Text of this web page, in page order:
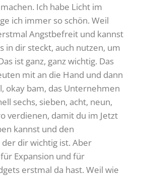
Ich habe Licht im
ich immer so schön. Weil
Angstbefreit und kannst
in dir steckt, auch nutzen, um
ist ganz, ganz wichtig. Das
mit an die Hand und dann
okay bam, das Unternehmen
sechs, sieben, acht, neun,
verdienen, damit du im Jetzt
kannst und den
dir wichtig ist. Aber
Expansion und für
erstmal da hast. Weil wie